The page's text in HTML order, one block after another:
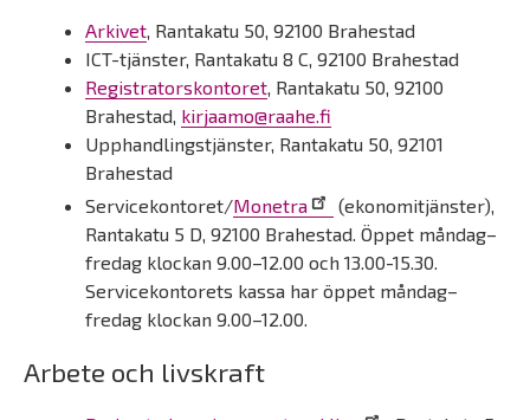
Arkivet, Rantakatu 50, 92100 Brahestad
ICT-tjänster, Rantakatu 8 C, 92100 Brahestad
Registratorskontoret, Rantakatu 50, 92100
Brahestad, kirjaamo@raahe.fi
Upphandlingstjänster, Rantakatu 50, 92101
Brahestad
Servicekontoret/Monetra
(ekonomitjänster),
Rantakatu 5 D, 92100 Brahestad. Öppet måndag–
fredag klockan 9.00–12.00 och 13.00-15.30.
Servicekontorets kassa har öppet måndag–
fredag klockan 9.00–12.00.
Arbete och livskraft